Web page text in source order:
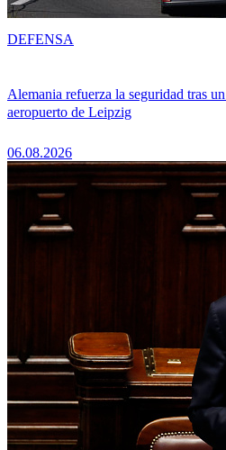
Alemania refuerza la seguridad tras
aeropuerto de Leipzig
06.08.2026
DEFENSA